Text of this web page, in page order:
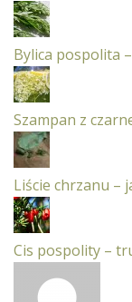
Bylica pospolita
Szampan z
Liście chrzanu –
Cis pospolity –